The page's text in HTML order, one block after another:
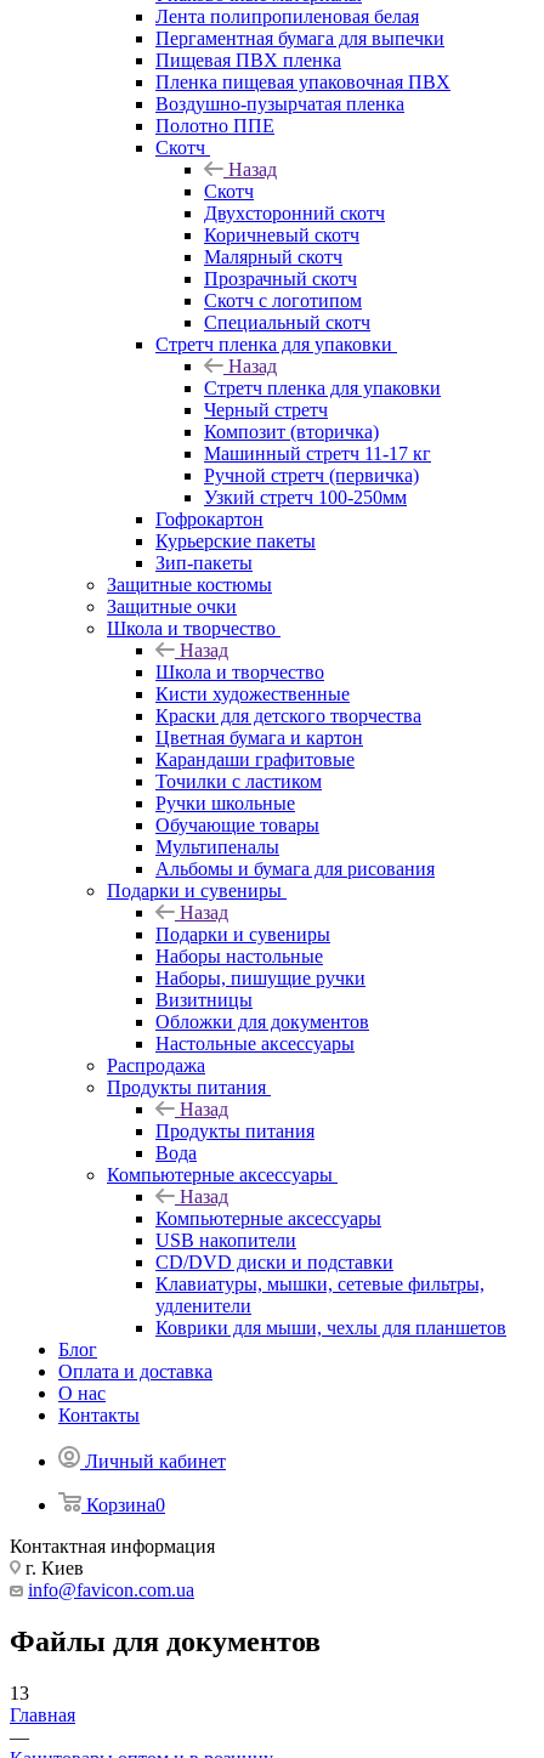
Лента полипропиленовая белая
Пергаментная бумага для выпечки
Пищевая ПВХ пленка
Пленка пищевая упаковочная ПВХ
Воздушно-пузырчатая пленка
Полотно ППЕ
Скотч
Назад
Скотч
Двухсторонний скотч
Коричневый скотч
Малярный скотч
Прозрачный скотч
Скотч с логотипом
Специальный скотч
Стретч пленка для упаковки
Назад
Стретч пленка для упаковки
Черный стретч
Композит (вторичка)
Машинный стретч 11-17 кг
Ручной стретч (первичка)
Узкий стретч 100-250мм
Гофрокартон
Курьерские пакеты
Зип-пакеты
Защитные костюмы
Защитные очки
Школа и творчество
Назад
Школа и творчество
Кисти художественные
Краски для детского творчества
Цветная бумага и картон
Карандаши графитовые
Точилки с ластиком
Ручки школьные
Обучающие товары
Мультипеналы
Альбомы и бумага для рисования
Подарки и сувениры
Назад
Подарки и сувениры
Наборы настольные
Наборы, пишущие ручки
Визитницы
Обложки для документов
Настольные аксессуары
Распродажа
Продукты питания
Назад
Продукты питания
Вода
Компьютерные аксессуары
Назад
Компьютерные аксессуары
USB накопители
CD/DVD диски и подставки
Клавиатуры, мышки, сетевые фильтры,
удленители
Коврики для мыши, чехлы для планшетов
Блог
Оплата и доставка
О нас
Контакты
Личный кабинет
Корзина0
Контактная информация
г. Киев
info@favicon.com.ua
Файлы для документов
13
Главная
—